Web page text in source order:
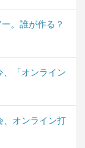
。誰が作る？
、「オンライン
、オンライン打